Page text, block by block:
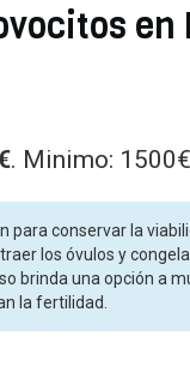
en
. Minimo:
para conservar la
los óvulos y
brinda una opción a
la fertilidad.